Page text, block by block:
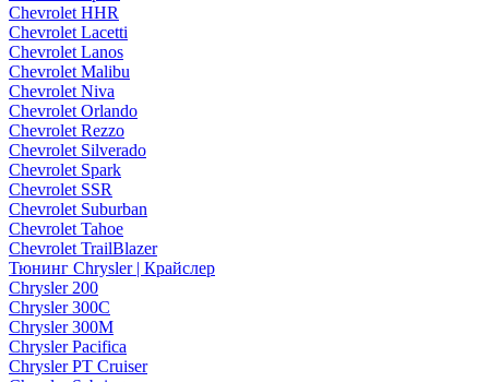
Chevrolet HHR
Chevrolet Lacetti
Chevrolet Lanos
Chevrolet Malibu
Chevrolet Niva
Chevrolet Orlando
Chevrolet Rezzo
Chevrolet Silverado
Chevrolet Spark
Chevrolet SSR
Chevrolet Suburban
Chevrolet Tahoe
Chevrolet TrailBlazer
Тюнинг Chrysler | Крайслер
Chrysler 200
Chrysler 300C
Chrysler 300M
Chrysler Pacifica
Chrysler PT Cruiser